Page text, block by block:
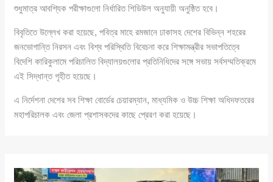
শুধুমাত্র আবশ্যিক পরীক্ষাগুলো নির্ধারিত শিডিউল অনুযায়ী অনুষ্ঠিত হবে।
বিবৃতিতে উল্লেখ করা হয়েছে, পবিত্র মাহে রমজানে ঢাকাসহ দেশের বিভিন্ন শহরের
জনভোগান্তি নিরসন এবং বিশ্ব পরিস্থিতি বিবেচনা করে শিক্ষামন্ত্রীর সভাপতিত্বে
বিদেশি কারিকুলামে পরিচালিত বিদ্যালয়গুলোর প্রতিনিধিদের সঙ্গে সভায় সর্বসম্মতিক্রমে
এই সিদ্ধান্ত গৃহীত হয়েছে।
এ নির্দেশনা দেশের সব শিক্ষা বোর্ডের চেয়ারম্যান, মাধ্যমিক ও উচ্চ শিক্ষা অধিদফতরের
মহাপরিচালক এবং জেলা প্রশাসকদের কাছে প্রেরণ করা হয়েছে।